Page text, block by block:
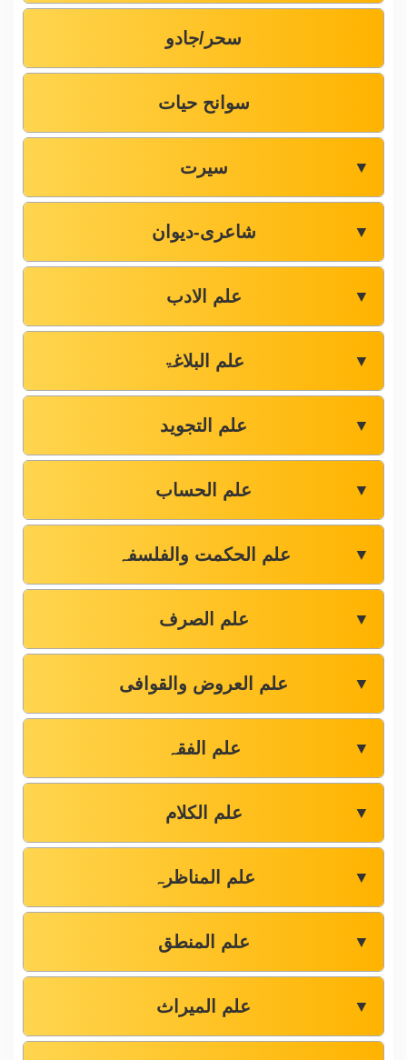
سحر/جادو
سوانح حیات
سیرت ▼
شاعری-دیوان ▼
علم الادب ▼
علم البلاغۃ ▼
علم التجوید ▼
علم الحساب ▼
علم الحکمت والفلسفہ ▼
علم الصرف ▼
علم العروض والقوافی ▼
علم الفقہ ▼
علم الکلام ▼
علم المناظرہ ▼
علم المنطق ▼
علم المیراث ▼